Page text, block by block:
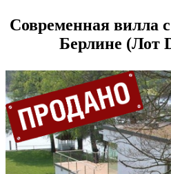
Современная вилла
Берлине (Лот